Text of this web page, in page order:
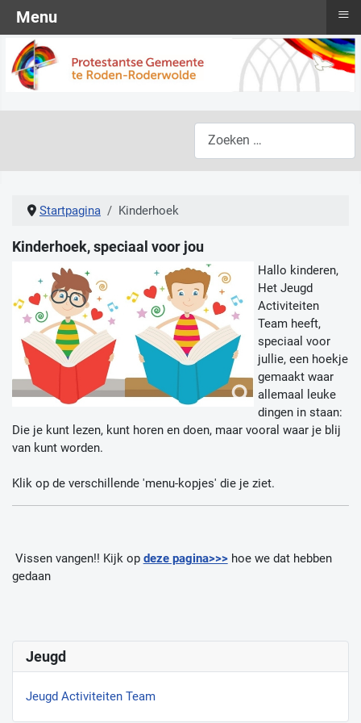
Startpagina Kinderhoek
Kinderhoek, speciaal voor jou
Hallo kinderen,
Het Jeugd
Activiteiten
Team heeft,
speciaal voor
jullie, een hoekje
gemaakt waar
allemaal leuke
dingen in staan:
Die je kunt lezen, kunt horen en doen, maar vooral waar je blij
van kunt worden.
Klik op de verschillende 'menu-kopjes' die je ziet.
Vissen vangen!! Kijk op deze pagina>>>hoe we dat hebben
gedaan
Jeugd
Jeugd Activiteiten Team
Menu ≡